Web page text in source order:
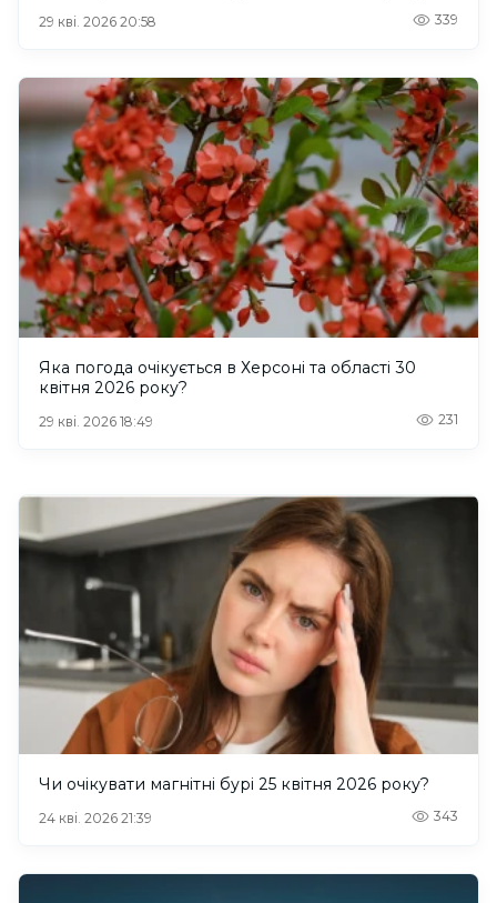
29 кві. 2026 20:58 339
Яка погода очікується в Херсоні та області 30
квітня 2026 року?
29 кві. 2026 18:49 231
Чи очікувати магнітні бурі 25 квітня 2026 року?
24 кві. 2026 21:39 343